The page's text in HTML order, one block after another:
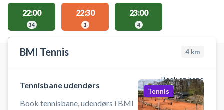
22:00
14
22:30
1
23:00
4
STEDER MED LEDIGE AKTIVITETER
BMI Tennis 4 km
Book en bane
Tennisbane udendørs
Book tennisbane, udendørs i BMI
Tennis